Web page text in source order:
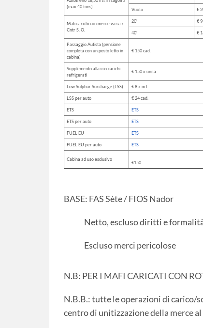
(max 40 tons)
Vuoto €
Mafi carichi con merce varia /
Cntr S. O.
20' €
40' €
Passaggio Autista (pensione
completa con un posto letto in
cabina)
€ 150 cad.
Supplemento allaccio carichi
refrigerati
€ 150 x unità
Low Sulphur Surcharge (LSS) € 8 x m.l.
LSS per auto € 24 cad.
ETS ETS
ETS per auto ETS
FUEL EU ETS
FUEL EU per auto ETS
Cabina ad uso esclusivo
€150 .
BASE: FAS Sète / FIOS Nador
Netto, escluso diritti e
Escluso merci pericolose
N.B: PER I MAFI CARICATI CON
N.B.B.: tutte le operazioni di carico/
centro di unitizzazione della merce